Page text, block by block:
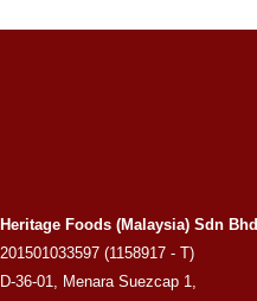
Heritage Foods (Malaysia) Sdn Bhd
201501033597 (1158917 - T)
D-36-01, Menara Suezcap 1,